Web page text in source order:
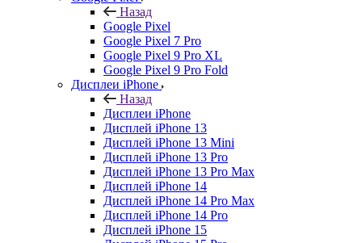
Назад
Google Pixel
Google Pixel 7 Pro
Google Pixel 9 Pro XL
Google Pixel 9 Pro Fold
Дисплеи iPhone
Назад
Дисплеи iPhone
Дисплей iPhone 13
Дисплей iPhone 13 Mini
Дисплей iPhone 13 Pro
Дисплей iPhone 13 Pro Max
Дисплей iPhone 14
Дисплей iPhone 14 Pro Max
Дисплей iPhone 14 Pro
Дисплей iPhone 15